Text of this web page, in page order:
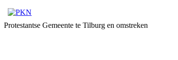
Protestantse Gemeente te Tilburg en omstreken